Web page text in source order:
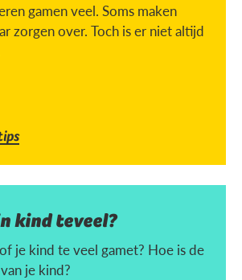
gamen veel. Soms maken
zorgen over. Toch is er niet altijd
kind teveel?
je kind te veel gamet? Hoe is de
je kind?